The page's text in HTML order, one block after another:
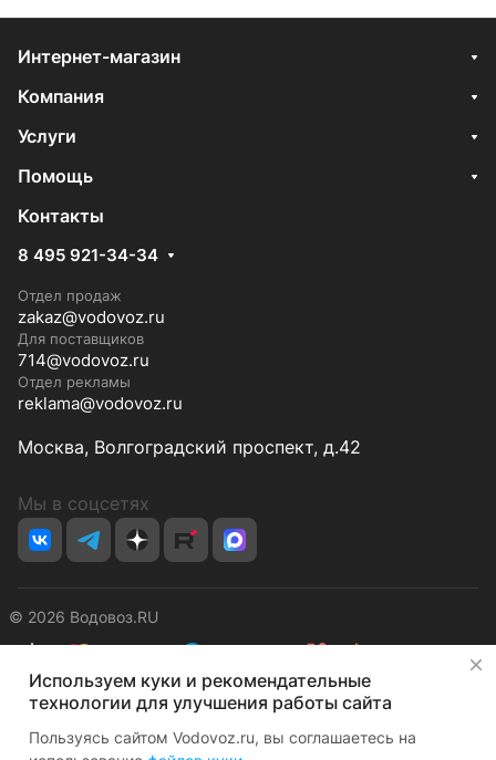
Интернет-магазин
Компания
Услуги
Помощь
Контакты
8 495 921-34-34
Отдел продаж
zakaz@vodovoz.ru
Для поставщиков
714@vodovoz.ru
Отдел рекламы
reklama@vodovoz.ru
Москва, Волгоградский проспект, д.42
Мы в соцсетях
© 2026 Водовоз.RU
КонфиденциальностьОферта
Используем куки и рекомендательные
технологии для улучшения работы сайта
Пользуясь сайтом Vodovoz.ru, вы соглашаетесь на